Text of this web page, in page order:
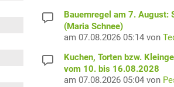
Bauernregel am 7. August:
(Maria Schnee)
am 07.08.2026 05:14 von
Kuchen, Torten bzw.
vom 10. bis 16.08.2028
am 07.08.2026 05:04 von